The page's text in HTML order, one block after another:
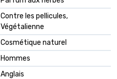
‎Contre les pellicules,
Végétalienne
‎Cosmétique naturel
‎Hommes
‎Anglais